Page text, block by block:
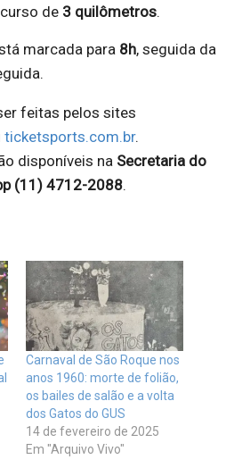
de 3 quilômetros.
marcada para 8h, seguida da
feitas pelos sites
ticketsports.com.br.
disponíveis na Secretaria do
(11) 4712-2088.
Carnaval de São Roque nos
anos 1960: morte de folião,
os bailes de salão e a volta
dos Gatos do GUS
14 de fevereiro de 2025
Em "Arquivo Vivo"